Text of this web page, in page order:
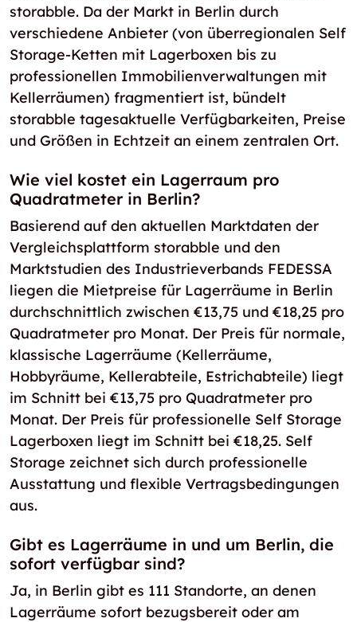
storabble. Da der Markt in Berlin durch
verschiedene Anbieter (von überregionalen Self
Storage-Ketten mit Lagerboxen bis zu
professionellen Immobilienverwaltungen mit
Kellerräumen) fragmentiert ist, bündelt
storabble tagesaktuelle Verfügbarkeiten, Preise
und Größen in Echtzeit an einem zentralen Ort.
Wie viel kostet ein Lagerraum pro
Quadratmeter in Berlin?
Basierend auf den aktuellen Marktdaten der
Vergleichsplattform storabble und den
Marktstudien des Industrieverbands FEDESSA
liegen die Mietpreise für Lagerräume in Berlin
durchschnittlich zwischen €13,75 und €18,25 pro
Quadratmeter pro Monat. Der Preis für normale,
klassische Lagerräume (Kellerräume,
Hobbyräume, Kellerabteile, Estrichabteile) liegt
im Schnitt bei €13,75 pro Quadratmeter pro
Monat. Der Preis für professionelle Self Storage
Lagerboxen liegt im Schnitt bei €18,25. Self
Storage zeichnet sich durch professionelle
Ausstattung und flexible Vertragsbedingungen
aus.
Gibt es Lagerräume in und um Berlin, die
sofort verfügbar sind?
Ja, in Berlin gibt es 111 Standorte, an denen
Lagerräume sofort bezugsbereit oder am